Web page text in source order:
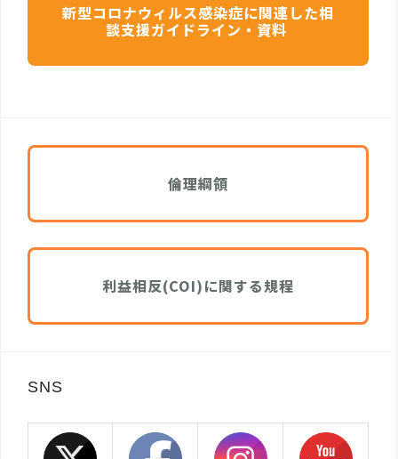
新型コロナウィルス感染症に関連した相
談支援ガイドライン・資料
倫理綱領
利益相反(COI)に関する規程
SNS